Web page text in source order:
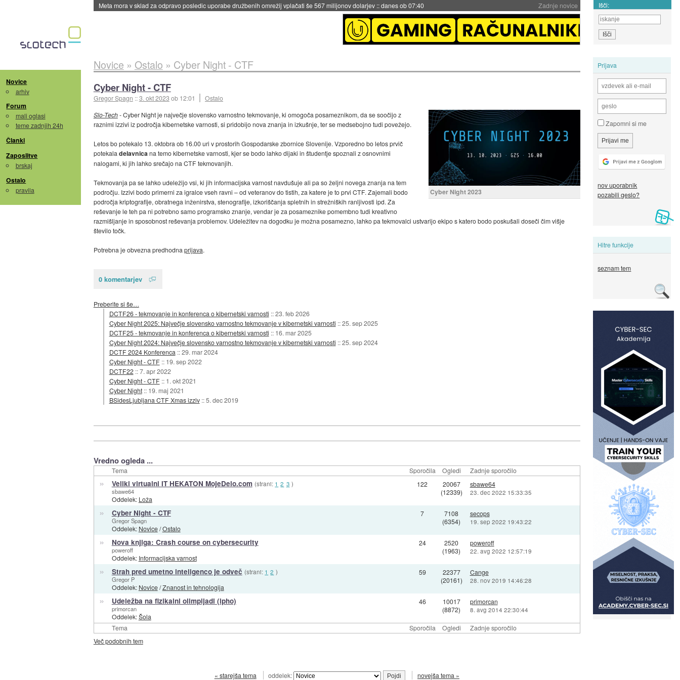
Zadnje novice
Meta mora v sklad za odpravo posledic uporabe družbenih omrežij vplačati še 567 milijonov dolarjev ::danes ob 07:40 Išči:
Novice
arhiv
Forum
mali oglasi
teme zadnjih 24h
Članki
Zaposlitve
brskaj
Ostalo
pravila
Prijava
Zapomni si me
nov uporabnik
pozabili geslo?
Hitre funkcije
seznam tem
Novice » Ostalo » Cyber Night - CTF
Cyber Night - CTF
Gregor Spagn ::3. okt 2023 ob 12:01 Ostalo
Cyber Night 2023
Slo-Tech- Cyber Night je največje slovensko varnostno tekmovanje, ki omogoča posameznikom, da se soočijo z
raznimi izzivi iz področja kibernetske varnosti, si pridobijo nova znanja in izkušnje, ter se medsebojno tudi povežejo.
Letos bo potekalo 13. oktobra ob 16.00 uri v prostorih Gospodarske zbornice Slovenije. Vzporedno bo letos prvič
potekala delavnicana temo kibernetske varnosti, kjer se bodo lahko dijaki in študentje spoznali z osnovnimi
nalogami, ki jih lahko srečajo na CTF tekmovanjih.
Tekmovanja pa se lahko udeležijo vsi, ki jih informacijska varnost navdušuje ali pa so željni novega znanja na tem
področju. Izzivi bodo primerni za igralce vseh ravni – od veteranov do tistih, za katere je to prvi CTF. Zajemali bodo
področja kriptografije, obratnega inženirstva, stenografije, izkoriščanja spletnih in strežniških ranljivosti ipd. Za
reševanje le teh pa ni potrebno samo programsko znanje, vendar je za posameznike pomembno tudi kreativno
razmišljanje in sposobnost reševanja problemov. Udeležitev na dogodku je možna posamezno, lahko pa tekmovalci ustvarijo ekipo s katero bodo poskušali doseči čim višje
število točk.
Potrebna je obvezna predhodna prijava.
0 komentarjev
Preberite si še…
DCTF26 - tekmovanje in konferenca o kibernetski varnosti ::23. feb 2026
Cyber Night 2025: Največje slovensko varnostno tekmovanje v kibernetski varnosti ::25. sep 2025
DCTF25 - tekmovanje in konferenca o kibernetski varnosti :: 16. mar 2025
Cyber Night 2024: Največje slovensko varnostno tekmovanje v kibernetski varnosti ::25. sep 2024
DCTF 2024 Konferenca ::29. mar 2024
Cyber Night - CTF :: 19. sep 2022
DCTF22 ::7. apr 2022
Cyber Night - CTF :: 1. okt 2021
Cyber Night :: 19. maj 2021
BSidesLjubljana CTF Xmas izziv ::5. dec 2019
Vredno ogleda ...
Tema Sporočila Ogledi Zadnje sporočilo
Tema Sporočila Ogledi Zadnje sporočilo
» Veliki virtualni IT HEKATON MojeDelo.com (strani: 1 2 3 )
sbawe64
Oddelek: Loža
122
20067
(12339)
sbawe64
23. dec 2022 15:33:35
» Cyber Night - CTF
Gregor Spagn
Oddelek: Novice/Ostalo
7
7108
(6354)
secops
19. sep 2022 19:43:22
» Nova knjiga: Crash course on cybersecurity
poweroff
Oddelek: Informacijska varnost
24
2520
(1963)
poweroff
22. avg 2022 12:57:19
» Strah pred umetno inteligenco je odveč (strani: 1 2 )
Gregor P
Oddelek: Novice/Znanost in tehnologija
59
22377
(20161)
Cange
28. nov 2019 14:46:28
» Udeležba na fizikalni olimpijadi (ipho)
primorcan
Oddelek:Šola
46
10017
(8872)
primorcan
8. avg 2014 22:30:44
Več podobnih tem
« starejša tema oddelek: novejša tema »